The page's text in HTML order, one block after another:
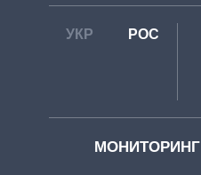
УКР РОС
МОНИТОРИНГ